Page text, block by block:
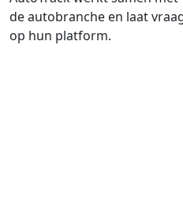
de autobranche en laat
op hun platform.